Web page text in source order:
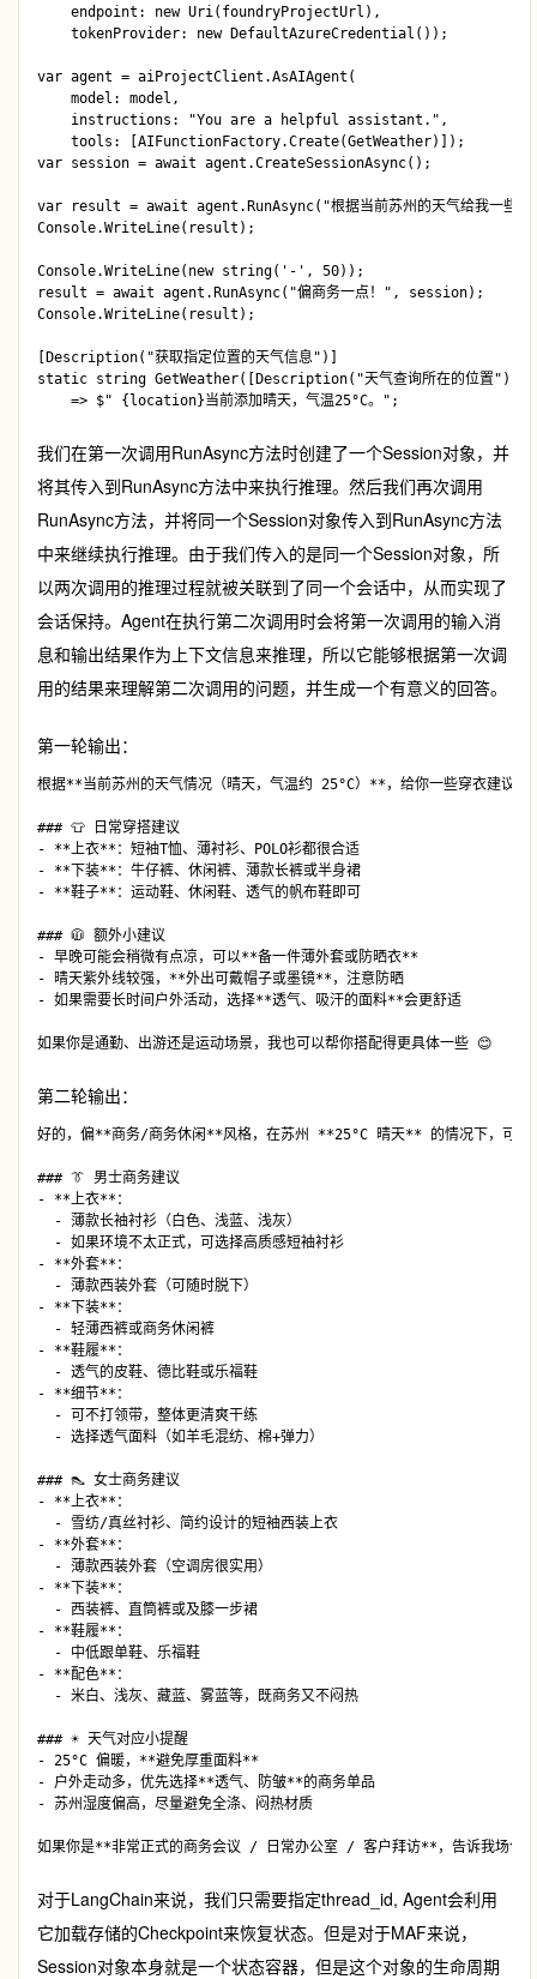
    endpoint: new Uri(foundryProjectUrl),
    tokenProvider: new DefaultAzureCredential());
var agent = aiProjectClient.AsAIAgent(
    model: model,
    instructions: "You are a helpful assistant.",
    tools: [AIFunctionFactory.Create(GetWeather)]);
var session = await agent.CreateSessionAsync();
var result = await agent.RunAsync("根据当前苏州的天气给我一些
Console.WriteLine(result);
Console.WriteLine(new string('-', 50));
result = await agent.RunAsync("偏商务一点！", session);
Console.WriteLine(result);
[Description("获取指定位置的天气信息")]
static string GetWeather([Description("天气查询所在的位置
我们在第一次调用RunAsync方法时创建了一个Session对象，并
将其传入到RunAsync方法中来执行推理。然后我们再次调用
RunAsync方法，并将同一个Session对象传入到RunAsync方法
中来继续执行推理。由于我们传入的是同一个Session对象，所
以两次调用的推理过程就被关联到了同一个会话中，从而实现了
会话保持。Agent在执行第二次调用时会将第一次调用的输入消
息和输出结果作为上下文信息来推理，所以它能够根据第一次调
用的结果来理解第二次调用的问题，并生成一个有意义的回答。
第一轮输出：
根据**当前苏州的天气情况（晴天，气温约 25°C）**，给你一些穿衣建议：
### 👕 日常穿搭建议
- **上衣**：短袖T恤、薄衬衫、POLO衫都很合适
- **下装**：牛仔裤、休闲裤、薄款长裤或半身裙
- **鞋子**：运动鞋、休闲鞋、透气的帆布鞋即可
### 🧥 额外小建议
- 早晚可能会稍微有点凉，可以**备一件薄外套或防晒衣**
- 晴天紫外线较强，**外出可戴帽子或墨镜**，注意防晒
- 如果需要长时间户外活动，选择**透气、吸汗的面料**会更舒适
第二轮输出：
好的，偏**商务/商务休闲**风格，在苏州 **25°C 晴天** 的情况下，可以
### 👔 男士商务建议
- **上衣**：
  - 薄款长袖衬衫（白色、浅蓝、浅灰）
  - 如果环境不太正式，可选择高质感短袖衬衫
- **外套**：
  - 薄款西装外套（可随时脱下）
- **下装**：
  - 轻薄西裤或商务休闲裤
- **鞋履**：
  - 透气的皮鞋、德比鞋或乐福鞋
- **细节**：
  - 可不打领带，整体更清爽干练
  - 选择透气面料（如羊毛混纺、棉+弹力）
### 👠 女士商务建议
- **上衣**：
  - 雪纺/真丝衬衫、简约设计的短袖西装上衣
- **外套**：
  - 薄款西装外套（空调房很实用）
- **下装**：
  - 西装裤、直筒裤或及膝一步裙
- **鞋履**：
  - 中低跟单鞋、乐福鞋
- **配色**：
  - 米白、浅灰、藏蓝、雾蓝等，既商务又不闷热
### ☀️ 天气对应小提醒
- 25°C 偏暖，**避免厚重面料**
- 户外走动多，优先选择**透气、防皱**的商务单品
- 苏州湿度偏高，尽量避免全涤、闷热材质
对于LangChain来说，我们只需要指定thread_id, Agent会利用
它加载存储的Checkpoint来恢复状态。但是对于MAF来说，
Session对象本身就是一个状态容器，但是这个对象的生命周期